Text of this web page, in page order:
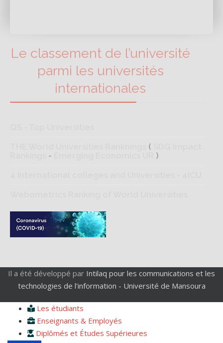
Le classement de l’université
parmi les universités
internationales
(
-
)
Il a été développé par Intilaq pour les communications et les
technologies de l'information - Université de Mansoura
Les étudiants
Enseignants & Employés
Diplômés et Études Supérieures